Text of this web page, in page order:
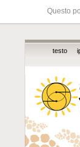
Questo
testo